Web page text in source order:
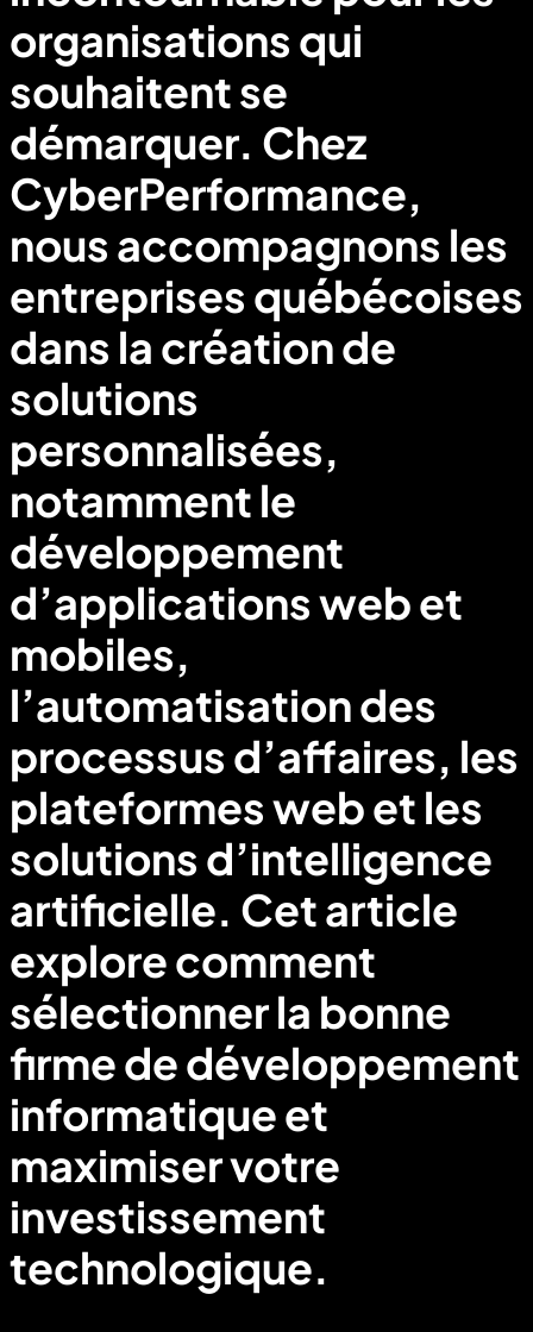
organisations qui
souhaitent se
démarquer. Chez
CyberPerformance,
nous accompagnons les
entreprises québécoises
dans la création de
solutions
personnalisées,
notamment le
développement
d’applications web et
mobiles,
l’automatisation des
processus d’affaires, les
plateformes web et les
solutions d’intelligence
artificielle. Cet article
explore comment
sélectionner la bonne
firme de développement
informatique et
maximiser votre
investissement
technologique.